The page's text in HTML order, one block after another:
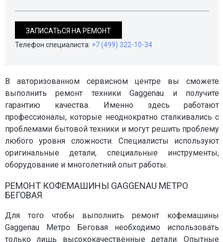
ЗАПИСАТЬСЯ НА РЕМОНТ
Телефон специалиста: +7 (499) 322-10-34
В авторизованном сервисном центре вы сможете
выполнить ремонт техники Gaggenau и получите
гарантию качества. Именно здесь работают
профессионалы, которые неоднократно сталкивались с
проблемами бытовой техники и могут решить проблему
любого уровня сложности. Специалисты используют
оригинальные детали, специальные инструменты,
оборудование и многолетний опыт работы.
РЕМОНТ КОФЕМАШИНЫ GAGGENAU МЕТРО
БЕГОВАЯ
Для того чтобы выполнить ремонт кофемашины
Gaggenau Метро Беговая необходимо использовать
только лишь высококачественные детали. Опытные